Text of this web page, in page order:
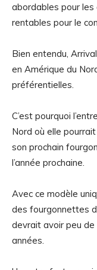
abordables pour
rentables pour le
Bien entendu,
en Amérique du
préférentielles.
C’est pourquoi
Nord où elle
son prochain
l’année prochaine.
Avec ce modèle
des fourgonnettes
devrait avoir peu de
années.